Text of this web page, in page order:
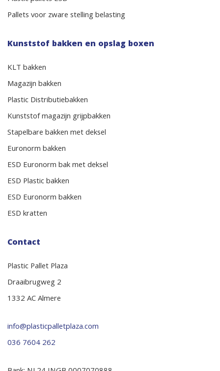
Pallets voor zware stelling belasting
Kunststof bakken en opslag boxen
KLT bakken
Magazijn bakken
Plastic Distributiebakken
Kunststof magazijn grijpbakken
Stapelbare bakken met deksel
Euronorm bakken
ESD Euronorm bak met deksel
ESD Plastic bakken
ESD Euronorm bakken
ESD kratten
Contact
Plastic Pallet Plaza
Draaibrugweg 2
1332 AC Almere
info@plasticpalletplaza.com
036 7604 262